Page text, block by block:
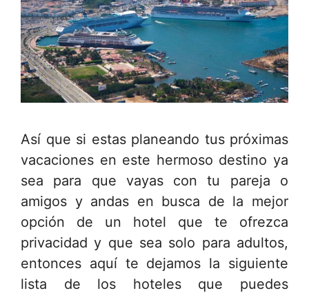
Así que si estas planeando tus próximas
vacaciones en este hermoso destino ya
sea para que vayas con tu pareja o
amigos y andas en busca de la mejor
opción de un hotel que te ofrezca
privacidad y que sea solo para adultos,
entonces aquí te dejamos la siguiente
lista de los hoteles que puedes